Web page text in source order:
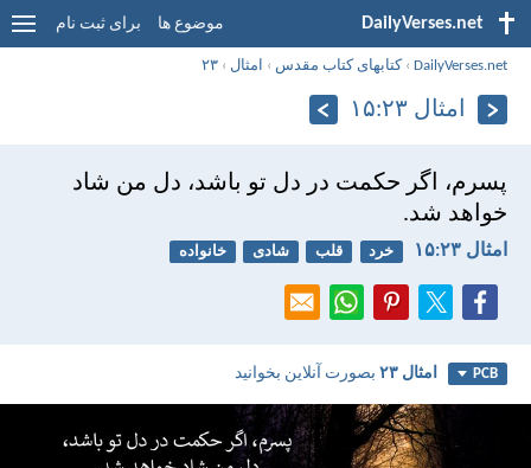
DailyVerses.net موضوع ها برای ثبت نام
DailyVerses.net
›کتابهای کتاب مقدس › امثال ›۲۳
امثال ۲۳:‏۱۵
پسرم، اگر حكمت در دل تو باشد، دل من شاد
خواهد شد.
امثال ۲۳:‏۱۵ خرد قلب شادی خانواده
PCB امثال ۲۳ بصورت آنلاین بخوانید